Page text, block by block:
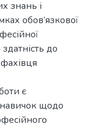
знань і
обов’язкової
до
фахівця
є
щодо